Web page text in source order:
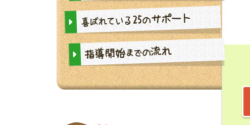
喜ばれている25のサポート
指導開始までの流れ